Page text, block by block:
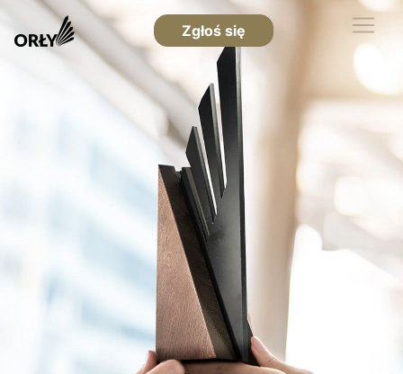
Zgłoś się